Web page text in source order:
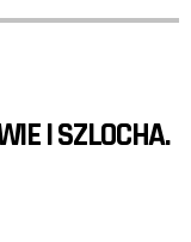
I SZLOCHA.